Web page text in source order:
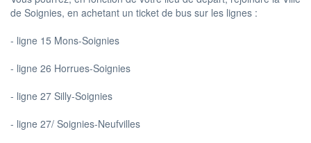
de Soignies, en achetant un ticket de bus sur les lignes :
- ligne 15 Mons-Soignies
- ligne 26 Horrues-Soignies
- ligne 27 Silly-Soignies
- ligne 27/ Soignies-Neufvilles